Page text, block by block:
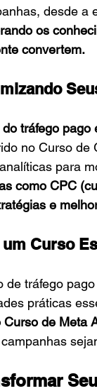
desde
os
convertem.
tráfego
no Curso de
para
como CPC
e
Curso
de tráfego
práticas
de Meta